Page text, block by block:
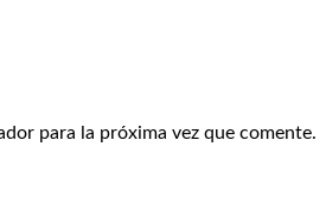
para la próxima vez que comente.